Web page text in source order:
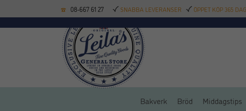
08-667 61 27 SNABBA LEVERANSER ÖPPET KÖP 365
KÖKSREDSKAP
Bakverk Bröd Middagstips